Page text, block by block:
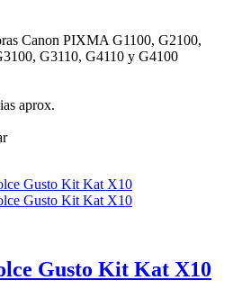
Canon PIXMA G1100, G2100,
G3110, G4110 y G4100
aprox.
Gusto Kit Kat X10